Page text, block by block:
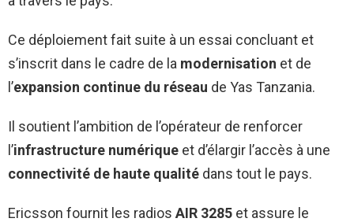
Ce déploiement fait suite à un essai concluant et
s’inscrit dans le cadre de la modernisation et de
l’expansion continue du réseau de Yas Tanzania.
Il soutient l’ambition de l’opérateur de renforcer
l’infrastructure numérique et d’élargir l’accès à une
connectivité de haute qualité dans tout le pays.
Ericsson fournit les radios AIR 3285 et assure le